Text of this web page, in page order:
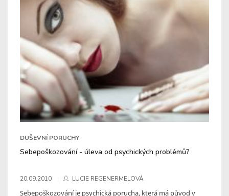
DUŠEVNÍ PORUCHY
Sebepoškozování - úleva od psychických problémů?
20.09.2010 LUCIE REGENERMELOVÁ
Sebepoškozování je psychická porucha, která má původ v